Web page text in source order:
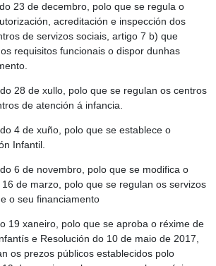
23 de decembro, polo que se regula o
acreditación e inspección dos
de servizos sociais, artigo 7 b) que
requisitos funcionais o dispor dunhas
28 de xullo, polo que se regulan os centros
de atención á infancia.
4 de xuño, polo que se establece o
Infantil.
6 de novembro, polo que se modifica o
de marzo, polo que se regulan os servizos
o seu financiamento
19 xaneiro, polo que se aproba o réxime de
e Resolución do 10 de maio de 2017,
os prezos públicos establecidos polo